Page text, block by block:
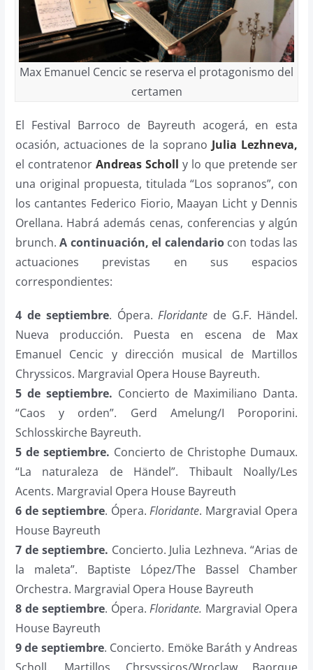
Max Emanuel Cencic se reserva el protagonismo del
certamen
El Festival Barroco de Bayreuth acogerá, en esta
ocasión, actuaciones de la soprano Julia Lezhneva,
el contratenor Andreas Scholl y lo que pretende ser
una original propuesta, titulada “Los sopranos”, con
los cantantes Federico Fiorio, Maayan Licht y Dennis
Orellana. Habrá además cenas, conferencias y algún
brunch.A continuación, el calendariocon todas las
actuaciones previstas en sus espacios
correspondientes:
4 de septiembre. Ópera.Floridante de G.F. Händel.
Nueva producción. Puesta en escena de Max
Emanuel Cencic y dirección musical de Martillos
Chryssicos. Margravial Opera House Bayreuth.
5 de septiembre. Concierto de Maximiliano Danta.
“Caos y orden”. Gerd Amelung/I Poroporini.
Schlosskirche Bayreuth.
5 de septiembre. Concierto de Christophe Dumaux.
“La naturaleza de Händel”. Thibault Noally/Les
Acents. Margravial Opera House Bayreuth
6 de septiembre. Ópera.Floridante. Margravial Opera
House Bayreuth
7 de septiembre. Concierto. Julia Lezhneva. “Arias de
la maleta”. Baptiste López/The Bassel Chamber
Orchestra. Margravial Opera House Bayreuth
8 de septiembre. Ópera. Floridante. Margravial Opera
House Bayreuth
9 de septiembre. Concierto. Emöke Baráth y Andreas
Scholl. Martillos Chrsyssicos/Wroclaw Baorque